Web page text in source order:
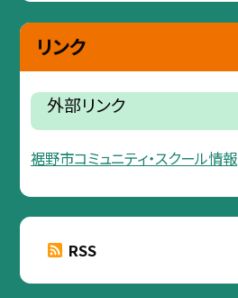
リンク
外部リンク
裾野市コミュニティ・スクール情報
RSS